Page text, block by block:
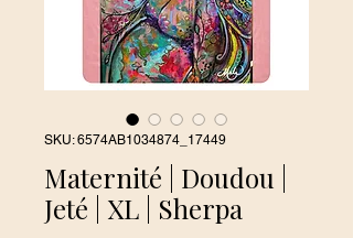
SKU: 6574AB1034874_17449
Maternité | Doudou |
Jeté | XL | Sherpa